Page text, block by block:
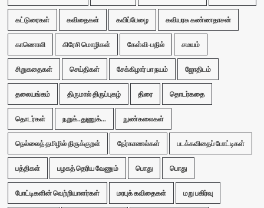
கட்டுரைகள் கவிதைகள் கவிப்பேழை கவியரசு கண்ணதாசன்
காணொலி கிரேசி மொழிகள் கேள்வி-பதில் சமயம்
சிறுகதைகள் செய்திகள் சேக்கிழார் பா நயம் ஜோதிடம்
தலையங்கம் திருமால் திருப்புகழ் திரை தொடர்கதை
தொடர்கள் நறுக்..துணுக்... நுண்கலைகள்
நெல்லைத் தமிழில் திருக்குறள் நேர்காணல்கள் படக்கவிதைப் போட்டிகள்
பத்திகள் பழகத் தெரிய வேணும் பொது பொது
போட்டிகளின் வெற்றியாளர்கள் மரபுக் கவிதைகள் மறு பகிர்வு